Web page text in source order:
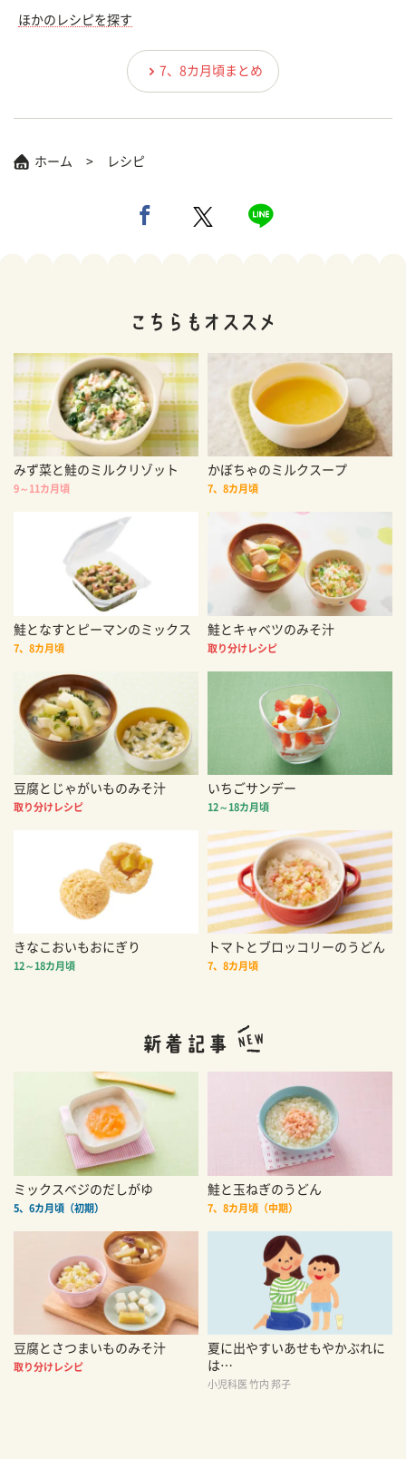
ほかのレシピを探す
7、8カ月頃まとめ
ホーム レシピ
みず菜と鮭のミルクリゾット
9～11カ月頃
かぼちゃのミルクスープ
7、8カ月頃
鮭となすとピーマンのミックス
7、8カ月頃
鮭とキャベツのみそ汁
取り分けレシピ
豆腐とじゃがいものみそ汁
取り分けレシピ
いちごサンデー
12～18カ月頃
きなこおいもおにぎり
12～18カ月頃
トマトとブロッコリーのうどん
7、8カ月頃
ミックスベジのだしがゆ
5、6カ月頃（初期）
鮭と玉ねぎのうどん
7、8カ月頃（中期）
豆腐とさつまいものみそ汁
取り分けレシピ
夏に出やすいあせもやかぶれに
は…
小児科医 竹内 邦子